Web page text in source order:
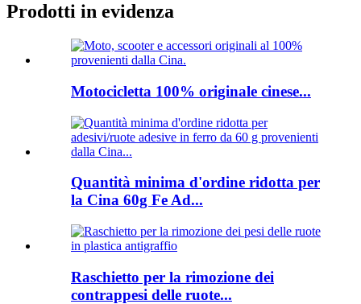
Prodotti in evidenza
Motocicletta 100% originale cinese...
Quantità minima d'ordine ridotta per
la Cina 60g Fe Ad...
Raschietto per la rimozione dei
contrappesi delle ruote...